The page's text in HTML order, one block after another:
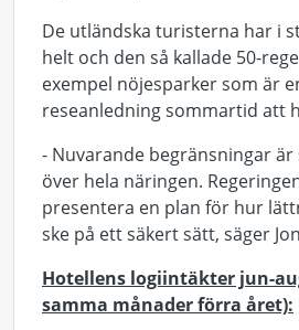
De utländska turisterna har i
helt och den så kallade 50-
exempel nöjesparker som är
reseanledning sommartid att
- Nuvarande begränsningar
över hela näringen.
presentera en plan för hur
ske på ett säkert sätt, säger
Hotellens logiintäkter jun-
samma månader förra året):